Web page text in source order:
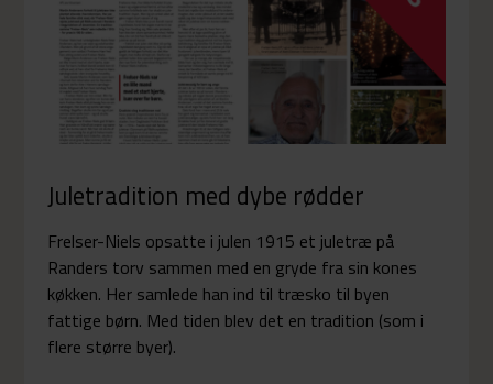
Juletradition med dybe rødder
Frelser-Niels opsatte i julen 1915 et juletræ på
Randers torv sammen med en gryde fra sin kones
køkken. Her samlede han ind til træsko til byen
fattige børn. Med tiden blev det en tradition (som i
flere større byer).